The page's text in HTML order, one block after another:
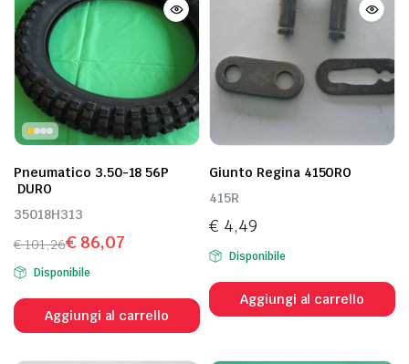
Pneumatico 3.50-18 56P
DURO
35018H313
€101,26
Il
prezzo
originale
era:
€86,07
Il
prezzo
attuale
è:
Disponibile
Aggiungi al carrello
Giunto Regina 415ORO
415R
€ 4,49
Disponibile
Aggiungi al carrello